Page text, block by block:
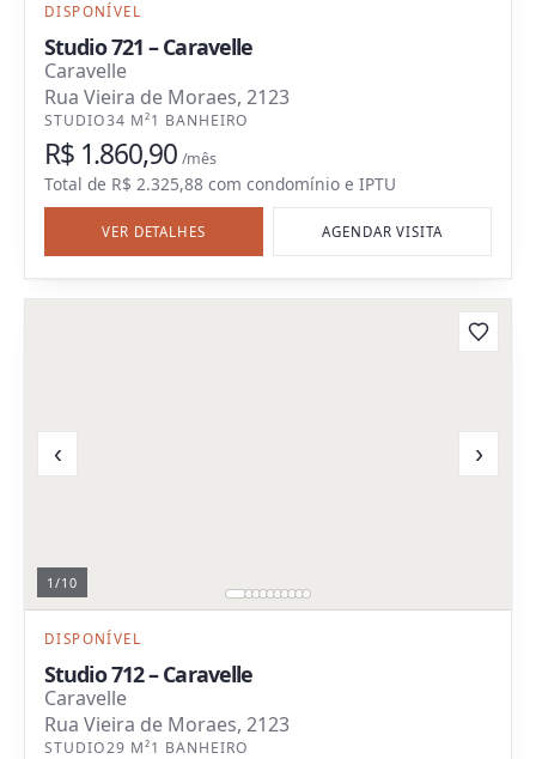
DISPONÍVEL
Studio 721 – Caravelle
Caravelle
Rua Vieira de Moraes, 2123
STUDIO34 M²1 BANHEIRO
R$ 1.860,90 /mês
Total de R$ 2.325,88 com condomínio e IPTU
VER DETALHES AGENDAR VISITA
‹ ›
1 /10
DISPONÍVEL
Studio 712 – Caravelle
Caravelle
Rua Vieira de Moraes, 2123
STUDIO29 M²1 BANHEIRO